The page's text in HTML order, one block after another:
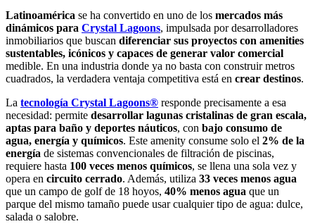
Latinoamérica se ha convertido en uno de los mercados más
dinámicos para Crystal Lagoons, impulsada por desarrolladores
inmobiliarios que buscan diferenciar sus proyectos con amenities
sustentables, icónicos y capaces de generar valor comercial
medible. En una industria donde ya no basta con construir metros
cuadrados, la verdadera ventaja competitiva está en crear destinos.
La tecnología Crystal Lagoons® responde precisamente a esa
necesidad: permite desarrollar lagunas cristalinas de gran escala,
aptas para baño y deportes náuticos, con bajo consumo de
agua, energía y químicos. Este amenity consume solo el 2% de la
energía de sistemas convencionales de filtración de piscinas,
requiere hasta 100 veces menos químicos, se llena una sola vez y
opera en circuito cerrado. Además, utiliza 33 veces menos agua
que un campo de golf de 18 hoyos, 40% menos agua que un
parque del mismo tamaño puede usar cualquier tipo de agua: dulce,
salada o salobre.